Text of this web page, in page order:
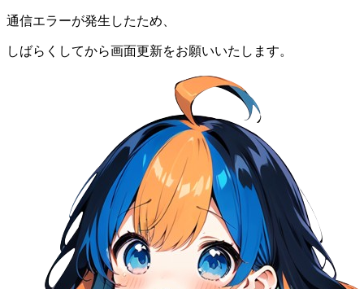
通信エラーが発生したため、
しばらくしてから画面更新をお願いいたします。